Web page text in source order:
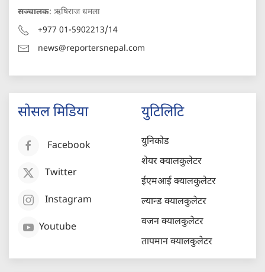
सञ्चालक: ऋषिराज धमला
+977 01-5902213/14
news@reportersnepal.com
सोसल मिडिया
Facebook
Twitter
Instagram
Youtube
युटिलिटि
युनिकोड
शेयर क्यालकुलेटर
ईएमआई क्यालकुलेटर
ल्यान्ड क्यालकुलेटर
वजन क्यालकुलेटर
तापमान क्यालकुलेटर